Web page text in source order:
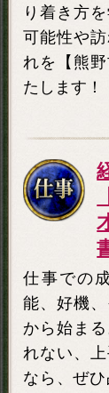
り着き方
可能性や
れを【熊
たします！
仕事での
能、好機
から始ま
れない、
なら、ぜ